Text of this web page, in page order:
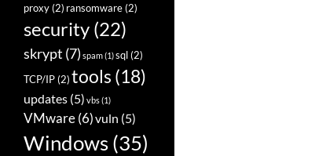
proxy(2) ransomware(2)
security (22)
skrypt (7) spam(1)sql(2)
TCP/IP(2)tools (18)
updates (5) vbs(1)
VMware(6)vuln (5)
Windows(35)